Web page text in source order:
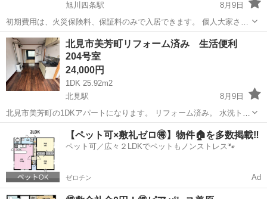
旭川四条駅
8月9日
初期費用は、火災保険料、保証料のみで入居できます。 個人大家さん
のため火災保険料20500円/2年間で入居できます。 引越ししたいけ
ど、初期費用がもったいないって思ったことありませんか？ 仲介手数
料、敷金、礼金、保証料など必...
北海道 旭川市 旭川四条駅
北見市美芳町リフォーム済み 生活便利
204号室
24,000円
1DK 25.92m2
北見駅
8月9日
北見市美芳町の1DKアパートになります。 リフォーム済み。 水洗トイ
レ新品。 配管交換完了。 日当たり良好。 近隣施設 ・スーパー：フク
ハラ 419m ・ショッピング施設：イオン 北見店 248m ・ショッピング
施...
北海道 北見駅 アパート 徒歩
【ペット可×敷礼ゼロ🉐】物件🏠を多数掲載‼️
ペット可／広々２LDKでペットもノンストレス🐾
ゼロチン Ad